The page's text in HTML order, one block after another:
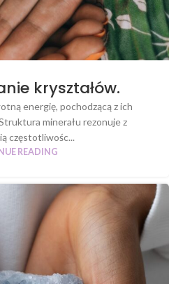
kryształów.
energię, pochodzącą z ich
minerału rezonuje z
częstotliwośc...
READING